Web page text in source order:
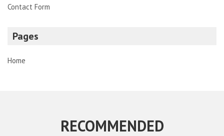
Contact Form
Pages
Home
RECOMMENDED